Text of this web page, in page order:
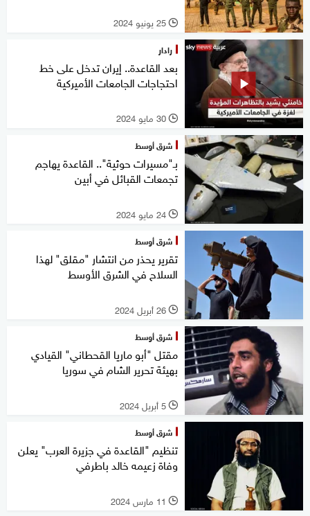
l 25 يونيو 2024
رادار
بعد القاعدة.. إيران تدخل على خط
احتجاجات الجامعات الأميركية
l 30 مايو 2024
شرق أوسط
بـ"مسيرات حوثية".. القاعدة يهاجم
تجمعات القبائل في أبين
l 24 مايو 2024
شرق أوسط
تقرير يحذر من انتشار "مقلق" لهذا
السلاح في الشرق الأوسط
l 26 أبريل 2024
شرق أوسط
مقتل "أبو ماريا القحطاني" القيادي
بهيئة تحرير الشام في سوريا
l 5 أبريل 2024
شرق أوسط
تنظيم "القاعدة في جزيرة العرب" يعلن
وفاة زعيمه خالد باطرفي
l 11 مارس 2024